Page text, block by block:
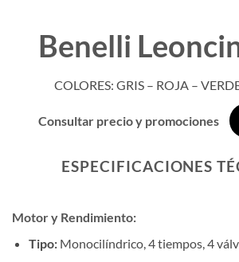
Benelli
COLORES: GRIS – ROJA –
Consultar precio y promociones
ESPECIFICACIONES
Motor y Rendimiento:
Tipo:Monocilíndrico, 4 tiempos, 4